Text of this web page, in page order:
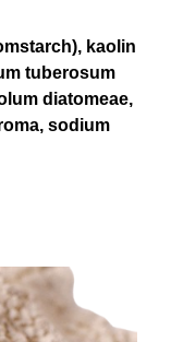
kaolin
tuberosum
diatomeae,
sodium